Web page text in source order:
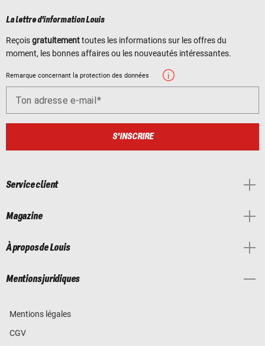
La lettre d'information Louis
Reçoisgratuitementtoutes les informations sur les offres du
moment, les bonnes affaires ou les nouveautés intéressantes.
Remarque concernant la protection des données
Ton adresse e-mail
S'INSCRIRE
Service client
Magazine
À propos de Louis
Mentions juridiques
Mentions légales
CGV